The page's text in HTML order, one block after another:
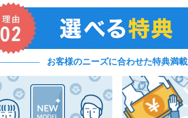
お客様のニーズに合わせた特典満載